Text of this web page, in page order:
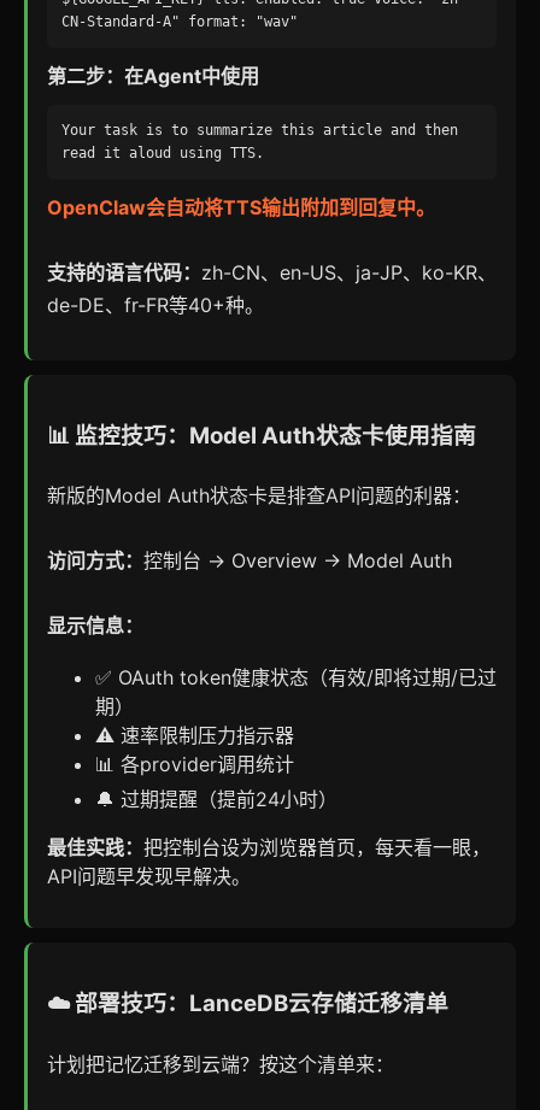
CN-Standard-A" format: "wav"
第二步：在Agent中使用
Your task is to summarize this article and then
read it aloud using TTS.
OpenClaw会自动将TTS输出附加到回复中。
支持的语言代码： zh-CN、en-US、ja-JP、ko-KR、
de-DE、fr-FR等40+种。
📊 监控技巧：Model Auth状态卡使用指南
新版的Model Auth状态卡是排查API问题的利器：
访问方式： 控制台 → Overview → Model Auth
显示信息：
✅ OAuth token健康状态（有效/即将过期/已过
期）
⚠️ 速率限制压力指示器
📊 各provider调用统计
🔔 过期提醒（提前24小时）
最佳实践： 把控制台设为浏览器首页，每天看一眼，
API问题早发现早解决。
☁️ 部署技巧：LanceDB云存储迁移清单
计划把记忆迁移到云端？按这个清单来：